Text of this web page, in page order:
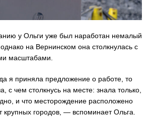
у Ольги уже был наработан немалый
на Вернинском она столкнулась с
масштабами.
я приняла предложение о работе, то
с чем столкнусь на месте: знала только,
и что месторождение расположено
крупных городов, — вспоминает Ольга.